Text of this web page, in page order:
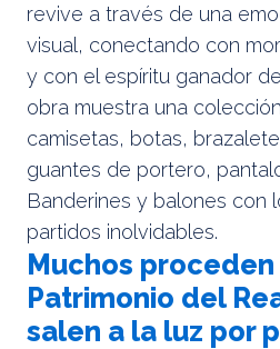
revive a través de una
visual, conectando con
y con el espíritu ganador
obra muestra una
camisetas, botas,
guantes de portero,
Banderines y balones con
partidos inolvidables.
Muchos
Patrimonio del
salen a la luz por